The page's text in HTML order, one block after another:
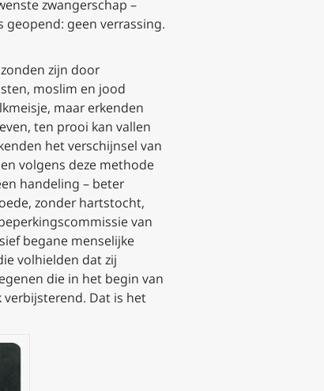
zwangerschap –
geen verrassing.
zijn door
moslim en jood
maar erkenden
ten prooi kan vallen
het verschijnsel van
volgens deze methode
handeling – beter
zonder hartstocht,
van
begane menselijke
volhielden dat zij
die in het begin van
Dat is het